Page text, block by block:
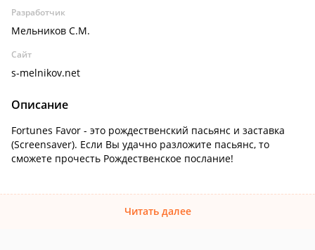
Разработчик
Мельников С.М.
Сайт
s-melnikov.net
Описание
Fortunes Favor - это рождественский пасьянс и заставка
(Screensaver). Если Вы удачно разложите пасьянс, то
сможете прочесть Рождественское послание!
Читать далее